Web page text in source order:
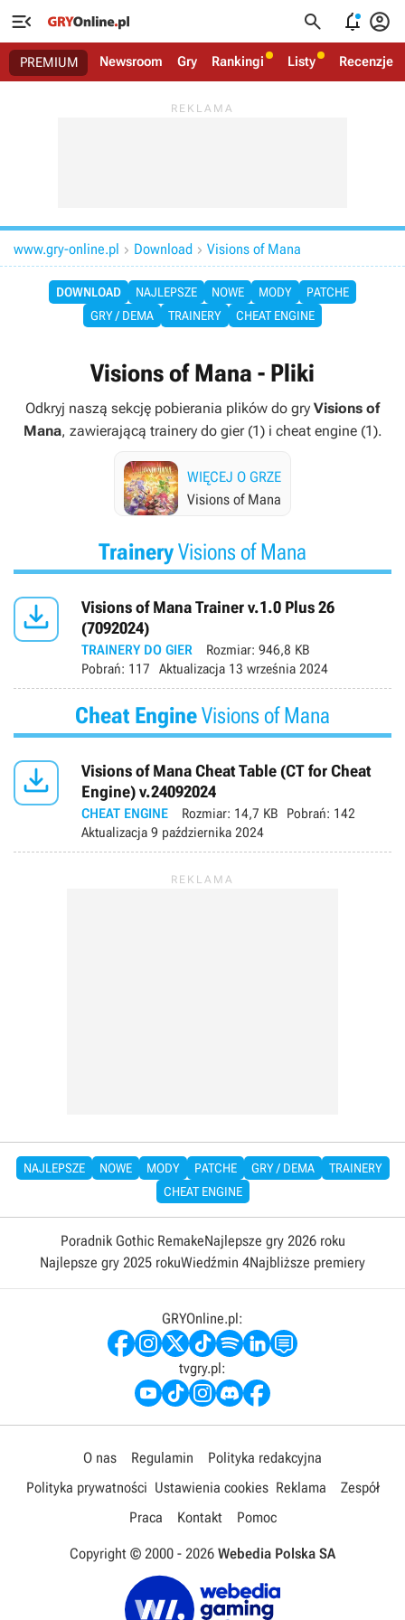
   
PREMIUM Newsroom Gry Rankingi Listy Recenzje
www.gry-online.pl  Download  Visions of Mana
DOWNLOAD NAJLEPSZE NOWE MODY
PATCHE
GRY / DEMA
TRAINERY CHEAT ENGINE
Visions of Mana - Pliki
Odkryj naszą sekcję pobierania plików do gry Visions of
Mana, zawierającą trainery do gier (1) i cheat engine (1).
WIĘCEJ O GRZE
Visions of Mana
TraineryVisions of Mana

Visions of Mana Trainer v.1.0 Plus 26
(7092024)
TRAINERY DO GIER Rozmiar: 946,8 KB
Pobrań: 117 Aktualizacja 13 września 2024
Cheat EngineVisions of Mana

Visions of Mana Cheat Table (CT for Cheat
Engine) v.24092024
CHEAT ENGINE Rozmiar: 14,7 KB Pobrań: 142
Aktualizacja 9 października 2024
NAJLEPSZE NOWE MODY PATCHE GRY / DEMA
TRAINERY
CHEAT ENGINE
Poradnik Gothic RemakeNajlepsze gry 2026 roku
Najlepsze gry 2025 rokuWiedźmin 4Najbliższe premiery
GRYOnline.pl:
tvgry.pl:
O nas Regulamin
Polityka redakcyjna
Polityka prywatności Ustawienia cookies Reklama
Zespół
Praca
Kontakt Pomoc
Copyright © 2000 - 2026 Webedia Polska SA